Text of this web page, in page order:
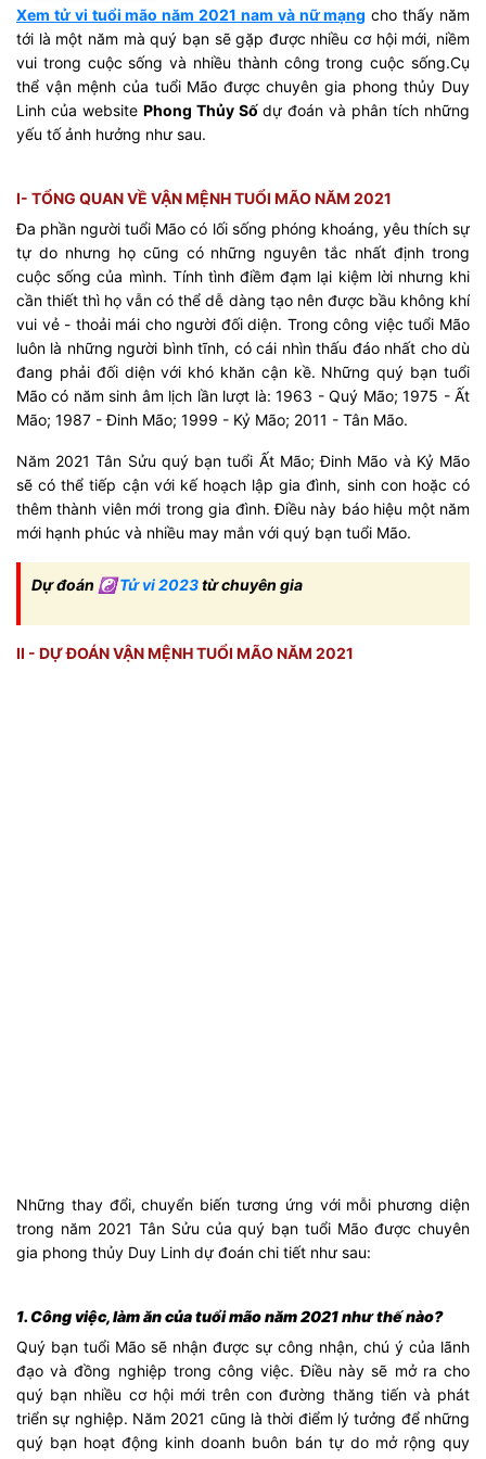
Xem tử vi tuổi mão năm 2021 nam và nữ mạng cho thấy năm
tới là một năm mà quý bạn sẽ gặp được nhiều cơ hội mới, niềm
vui trong cuộc sống và nhiều thành công trong cuộc sống.Cụ
thể vận mệnh của tuổi Mão được chuyên gia phong thủy Duy
Linh của website Phong Thủy Sốdự đoán và phân tích những
yếu tố ảnh hưởng như sau.
I- TỔNG QUAN VỀ VẬN MỆNH TUỔI MÃO NĂM 2021
Đa phần người tuổi Mão có lối sống phóng khoáng, yêu thích sự
tự do nhưng họ cũng có những nguyên tắc nhất định trong
cuộc sống của mình. Tính tình điềm đạm lại kiệm lời nhưng khi
cần thiết thì họ vẫn có thể dễ dàng tạo nên được bầu không khí
vui vẻ - thoải mái cho người đối diện. Trong công việc tuổi Mão
luôn là những người bình tĩnh, có cái nhìn thấu đáo nhất cho dù
đang phải đối diện với khó khăn cận kề. Những quý bạn tuổi
Mão có năm sinh âm lịch lần lượt là: 1963 - Quý Mão; 1975 - Ất
Mão; 1987 - Đinh Mão; 1999 - Kỷ Mão; 2011 - Tân Mão.
Năm 2021 Tân Sửu quý bạn tuổi Ất Mão; Đinh Mão và Kỷ Mão
sẽ có thể tiếp cận với kế hoạch lập gia đình, sinh con hoặc có
thêm thành viên mới trong gia đình. Điều này báo hiệu một năm
mới hạnh phúc và nhiều may mắn với quý bạn tuổi Mão.
Dự đoán ☯Tử vi 2023từ chuyên gia
II - DỰ ĐOÁN VẬN MỆNH TUỔI MÃO NĂM 2021
Những thay đổi, chuyển biến tương ứng với mỗi phương diện
trong năm 2021 Tân Sửu của quý bạn tuổi Mão được chuyên
gia phong thủy Duy Linh dự đoán chi tiết như sau:
1. Công việc, làm ăn của tuổi mão năm 2021 như thế nào?
Quý bạn tuổi Mão sẽ nhận được sự công nhận, chú ý của lãnh
đạo và đồng nghiệp trong công việc. Điều này sẽ mở ra cho
quý bạn nhiều cơ hội mới trên con đường thăng tiến và phát
triển sự nghiệp. Năm 2021 cũng là thời điểm lý tưởng để những
quý bạn hoạt động kinh doanh buôn bán tự do mở rộng quy